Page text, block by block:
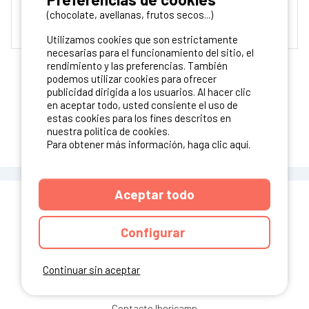
VER MÁS RESULTADOS
¿Tienes un camping?
Continuar sin aceptar
(chocolate, avellanas, frutos secos...)
Utilizamos cookies que son estrictamente
necesarias para el funcionamiento del sitio, el
rendimiento y las preferencias. También
podemos utilizar cookies para ofrecer
publicidad dirigida a los usuarios. Al hacer clic
en aceptar todo, usted consiente el uso de
estas cookies para los fines descritos en
nuestra política de cookies.
Para obtener más información, haga clic aquí.
Aceptar todo
Configurar